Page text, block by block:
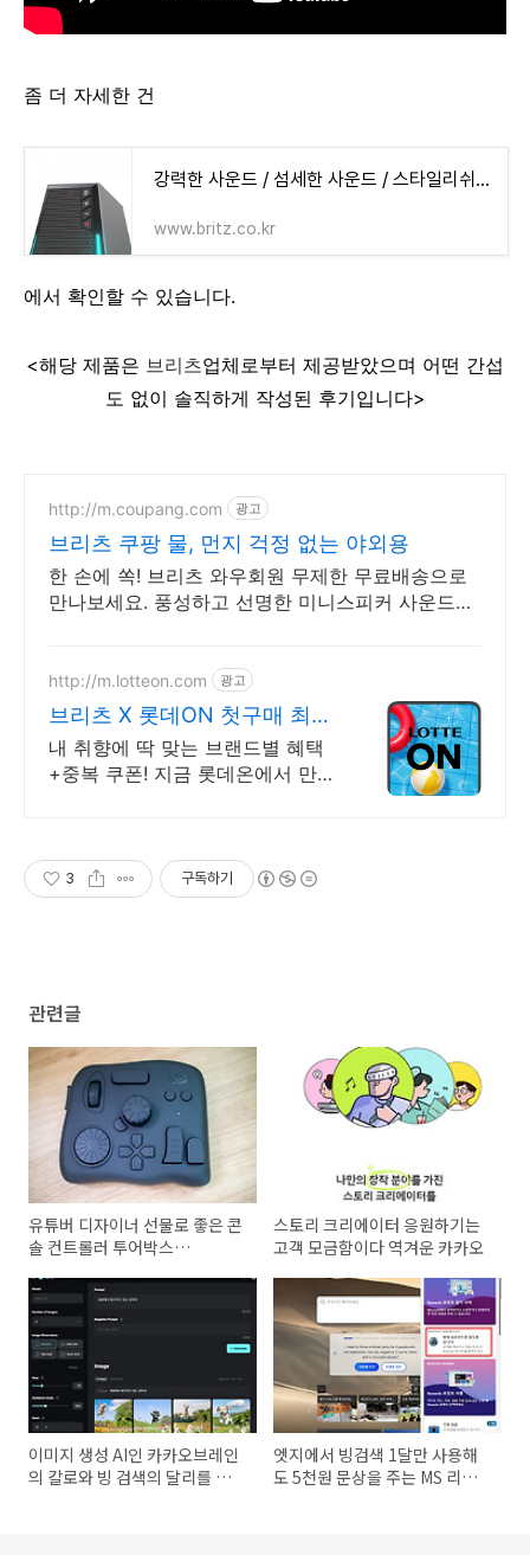
좀 더 자세한 건
강력한 사운드 / 섬세한 사운드 / 스타일리쉬 디자인, 가심비 / 가성비 제품을 찾는 다면 언제나 [
www.britz.co.kr
에서 확인할 수 있습니다.
<해당 제품은 브리츠업체로부터 제공받았으며 어떤 간섭
도 없이 솔직하게 작성된 후기입니다>
http://m.coupang.com 광고
브리츠 쿠팡 물, 먼지 걱정 없는 야외용
한 손에 쏙! 브리츠 와우회원 무제한 무료배송으로
만나보세요. 풍성하고 선명한 미니스피커 사운드를
http://m.lotteon.com 광고
브리츠 X 롯데ON 첫구매 최대
5천원 혜택!
내 취향에 딱 맞는 브랜드별 혜택
+중복 쿠폰! 지금 롯데온에서 만나
3 구독하기
관련글
유튜버 디자이너 선물로 좋은 콘
솔 컨트롤러 투어박스
스토리 크리에이터 응원하기는
고객 모금함이다 역겨운 카카오
이미지 생성 AI인 카카오브레인
의 칼로와 빙 검색의 달리를 비
엣지에서 빙검색 1달만 사용해
도 5천원 문상을 주는 MS 리워